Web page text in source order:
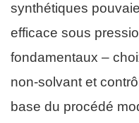
synthétiques
efficace sous
fondamentaux –
non-solvant et
base du procédé